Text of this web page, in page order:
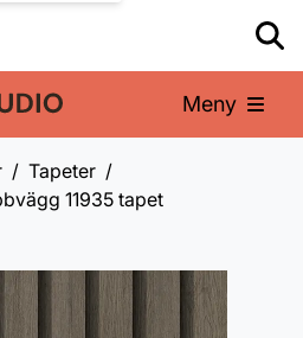
Meny
Tapeter
11935 tapet